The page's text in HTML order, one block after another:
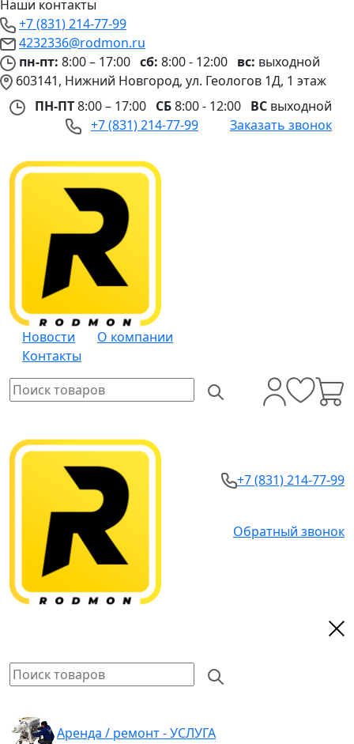
Наши контакты
+7 (831) 214-77-99
4232336@rodmon.ru
пн-пт: 8:00 – 17:00 сб: 8:00 - 12:00 вс: выходной
603141, Нижний Новгород, ул. Геологов 1Д, 1 этаж
ПН-ПТ8:00 – 17:00 СБ8:00 - 12:00 ВС выходной
+7 (831) 214-77-99
Заказать звонок
Новости
О компании
Контакты
+7 (831) 214-77-99
Обратный звонок
Аренда / ремонт - УСЛУГА